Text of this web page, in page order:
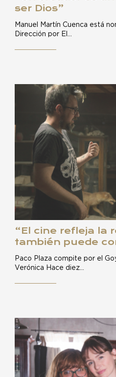
ser Dios”
Manuel Martín Cuenca está
Dirección por El…
“El cine refleja la
también puede
Paco Plaza compite por el
Verónica Hace diez…